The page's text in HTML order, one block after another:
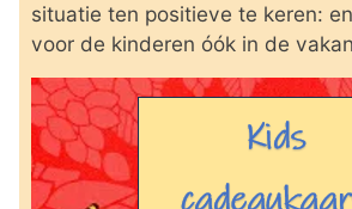
situatie ten positieve te keren:
voor de kinderen óók in de